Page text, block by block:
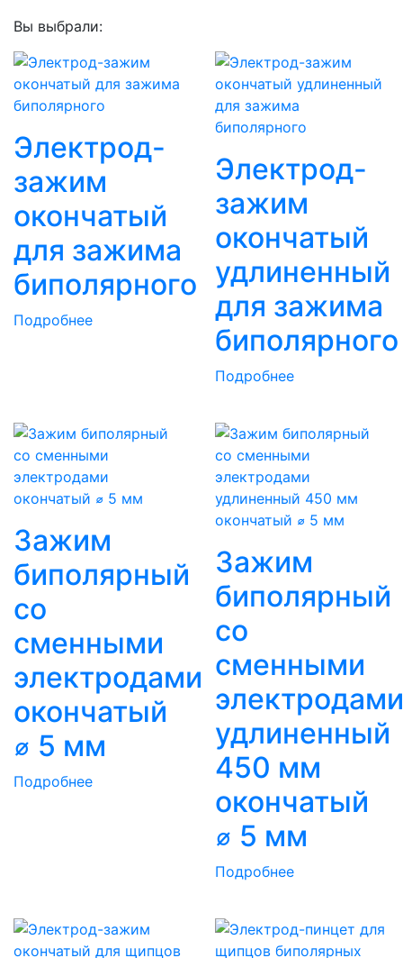
Вы выбрали:
Электрод-
зажим
окончатый
для зажима
биполярного
Подробнее
Электрод-
зажим
окончатый
удлиненный
для зажима
биполярного
Подробнее
Зажим
биполярный
со
сменными
электродами
окончатый
⌀ 5 мм
Подробнее
Зажим
биполярный
со
сменными
электродами
удлиненный
450 мм
окончатый
⌀ 5 мм
Подробнее